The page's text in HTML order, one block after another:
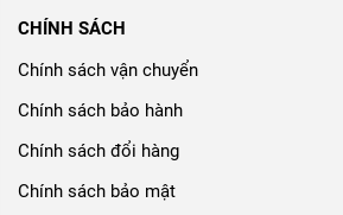
CHÍNH SÁCH
Chính sách vận chuyển
Chính sách bảo hành
Chính sách đổi hàng
Chính sách bảo mật